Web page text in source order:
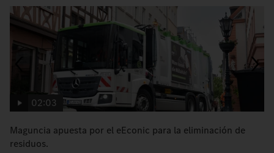
02:03
Maguncia apuesta por el eEconic para la eliminación de
residuos.